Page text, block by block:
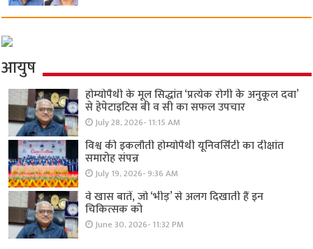
आयुष
होम्योपैथी के मूल सिद्धांत ‘प्रत्येक रोगी केे अनुकूल दवा’
से हेपेटाइटिस बी व सी का सफल उपचार
July 28, 2026- 11:15 AM
विश्व की इकलौती होम्योपैथी यूनिवर्सिटी का दीक्षांत
समारोह संपन्न
July 19, 2026- 9:36 AM
वे खास बातें, जो ‘भीड़’ से अलग दिखाती हैं इन
चिकित्सक को
June 30, 2026- 11:32 PM